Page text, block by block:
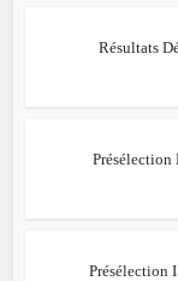
Résultats
Présélection
Présélection